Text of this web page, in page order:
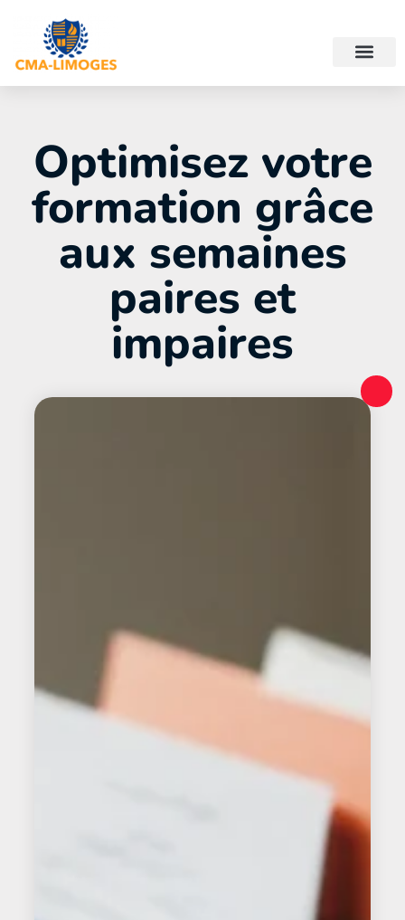
Optimisez votre
formation grâce
aux semaines
paires et
impaires